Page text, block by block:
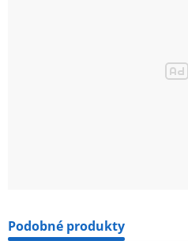
Podobné produkty